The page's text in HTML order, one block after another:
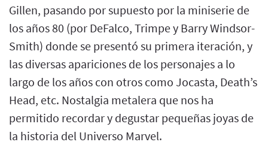
Gillen, pasando por supuesto por la miniserie de
los años 80 (por DeFalco, Trimpe y Barry Windsor-
Smith) donde se presentó su primera iteración, y
las diversas apariciones de los personajes a lo
largo de los años con otros como Jocasta, Death’s
Head, etc. Nostalgia metalera que nos ha
permitido recordar y degustar pequeñas joyas de
la historia del Universo Marvel.